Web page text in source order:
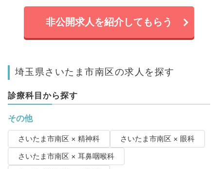
非公開求人を紹介してもらう
埼玉県さいたま市南区の求人を探す
診療科目から探す
その他
さいたま市南区 × 精神科
さいたま市南区 × 眼科
さいたま市南区 × 耳鼻咽喉科